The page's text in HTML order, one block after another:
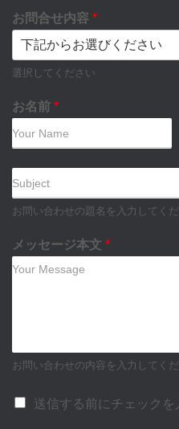
お問合せ内容 *
選択してください
お名前 *
名
お問い合わせの題名を入力してく
メッセージ本文 *
お問い合わせの内容を入力してく
送信する前にチェック